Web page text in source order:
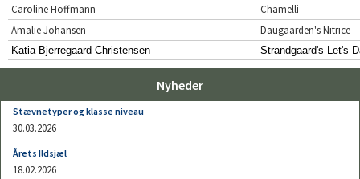
Caroline Hoffmann
Chamelli
Amalie Johansen
Daugaarden's Nitrice
Katia Bjerregaard Christensen Strandgaard's Let's
Nyheder